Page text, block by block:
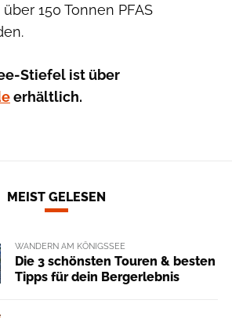
150 Tonnen PFAS
Stiefel ist über
erhältlich.
MEIST GELESEN
WANDERN AM KÖNIGSSEE
Die 3 schönsten Touren & besten
Tipps für dein Bergerlebnis